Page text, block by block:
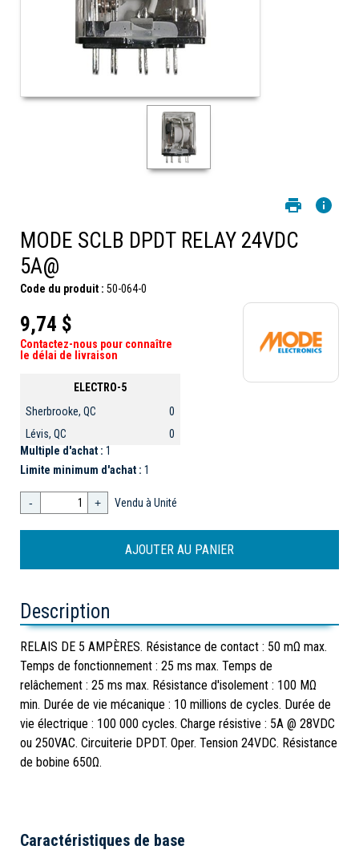
MODE SCLB DPDT RELAY 24VDC
5A@
Code du produit : 50-064-0
9,74 $
Contactez-nous pour connaître
le délai de livraison
ELECTRO-5
Sherbrooke, QC
0
Lévis, QC
0
Multiple d'achat : 1
Limite minimum d'achat : 1
- + Vendu à Unité
Description
RELAIS DE 5 AMPÈRES. Résistance de contact : 50 mΩ max.
Temps de fonctionnement : 25 ms max. Temps de
relâchement : 25 ms max. Résistance d'isolement : 100 MΩ
min. Durée de vie mécanique : 10 millions de cycles. Durée de
vie électrique : 100 000 cycles. Charge résistive : 5A @ 28VDC
ou 250VAC. Circuiterie DPDT. Oper. Tension 24VDC. Résistance
de bobine 650Ω.
Caractéristiques de base